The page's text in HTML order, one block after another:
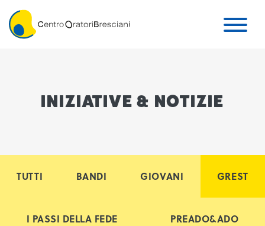
INIZIATIVE & NOTIZIE
TUTTI BANDI GIOVANI GREST
I PASSI DELLA FEDE PREADO&ADO